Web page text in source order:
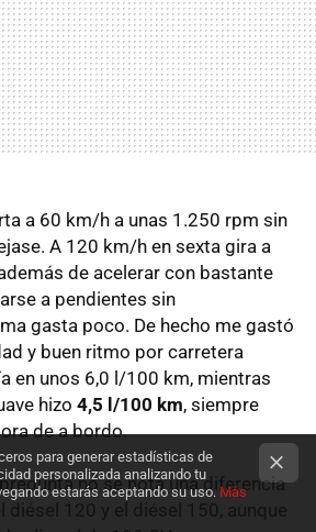
a 60 km/h a unas 1.250 rpm sin
A 120 km/h en sexta gira a
de acelerar con bastante
a pendientes sin
gasta poco. De hecho me gastó
y buen ritmo por carretera
en unos 6,0 l/100 km, mientras
hizo 4,5 l/100 km, siempre
de a bordo.
no se nota una diferencia
diésel 120 y el diésel 150, aunque
para generar estadísticas de
personalizada analizando tu
estarás aceptando su uso. Más